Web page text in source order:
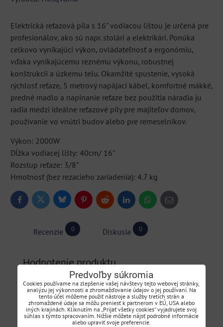
Elektrická reťazová píla s 16" vodiacou lištou je určená pre
profesionálov, ako sú napr. stolári a elektrikári. Ponúka
celkovo vynikajúci výkon, ovládateľnosť a ergonómiu,
vďaka vynikajúcemu reznému výkonu, robustnej
konštrukcii a úzkemu telu. Okamžité spustenie, vysoká
rýchlosť reťaze, 5 metrový napájací kábel, komfortné mäkké,
predné madlo a napínanie reťaze bez použitia náradia ju
radia medzi ideálne reťazové píly pre majiteľov domov,
používanie vo vnútri budov alebo pre remeselníkov.
Výkon: 2000W
Dĺžka vodiacej lišty: 40cm/ 16"
Rozstup reťaze: 3/8"
Hmotnosť (bez rezacieho zariadenia): 4.7 kg
FacebookTwitter BlueskyPinterestReddit LinkedInWhatsApp
E-
mail
Recenzie 0 Diskusia 0
Hodnotenie produktu
Pridať recenziu
Názov:
Predvoľby súkromia
Cookies používame na zlepšenie vašej návštevy tejto webovej stránky,
analýzu jej výkonnosti a zhromažďovanie údajov o jej používaní. Na
tento účel môžeme použiť nástroje a služby tretích strán a
zhromaždené údaje sa môžu preniesť k partnerom v EÚ, USA alebo
iných krajinách. Kliknutím na „Prijať všetky cookies“ vyjadrujete svoj
súhlas s týmto spracovaním. Nižšie môžete nájsť podrobné informácie
alebo upraviť svoje preferencie.